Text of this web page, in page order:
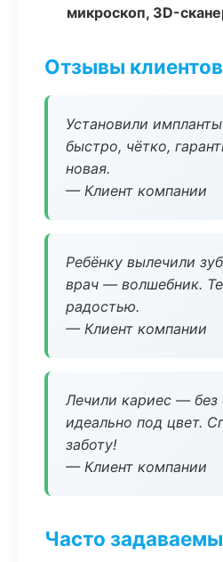
микроскоп, 3D-
Отзывы клиентов
Установили
быстро, чётко,
новая.
— Клиент компании
Ребёнку вылечили
врач — волшебник.
радостью.
— Клиент компании
Лечили кариес — без
идеально под цвет.
заботу!
— Клиент компании
Часто